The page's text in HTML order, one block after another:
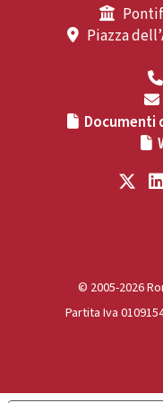
Piazza
Documenti
© 2005-2026
Partita Iva